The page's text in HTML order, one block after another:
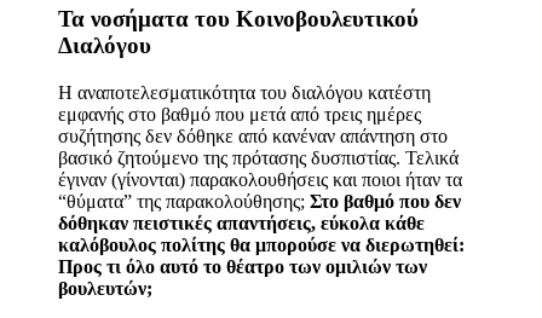
Τα νοσήματα του Κοινοβουλευτικού
Διαλόγου
Η αναποτελεσματικότητα του διαλόγου κατέστη
εμφανής στο βαθμό που μετά από τρεις ημέρες
συζήτησης δεν δόθηκε από κανέναν απάντηση στο
βασικό ζητούμενο της πρότασης δυσπιστίας. Τελικά
έγιναν (γίνονται) παρακολουθήσεις και ποιοι ήταν τα
“θύματα” της παρακολούθησης; Στο βαθμό που δεν
δόθηκαν πειστικές απαντήσεις, εύκολα κάθε
καλόβουλος πολίτης θα μπορούσε να διερωτηθεί:
Προς τι όλο αυτό το θέατρο των ομιλιών των
βουλευτών;